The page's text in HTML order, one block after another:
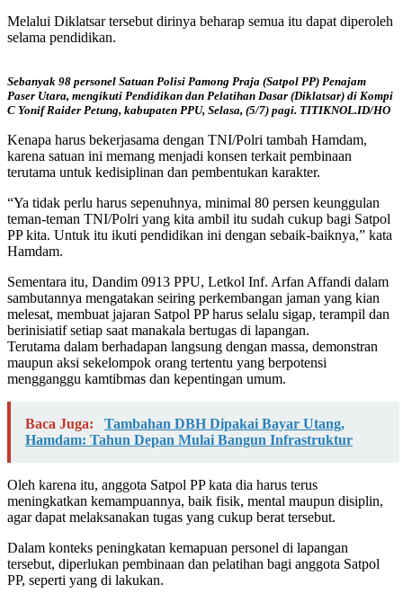
Melalui Diklatsar tersebut dirinya beharap semua itu dapat diperoleh
selama pendidikan.
Sebanyak 98 personel Satuan Polisi Pamong Praja (Satpol PP) Penajam
Paser Utara, mengikuti Pendidikan dan Pelatihan Dasar (Diklatsar) di Kompi
C Yonif Raider Petung, kabupaten PPU, Selasa, (5/7) pagi. TITIKNOL.ID/HO
Kenapa harus bekerjasama dengan TNI/Polri tambah Hamdam,
karena satuan ini memang menjadi konsen terkait pembinaan
terutama untuk kedisiplinan dan pembentukan karakter.
“Ya tidak perlu harus sepenuhnya, minimal 80 persen keunggulan
teman-teman TNI/Polri yang kita ambil itu sudah cukup bagi Satpol
PP kita. Untuk itu ikuti pendidikan ini dengan sebaik-baiknya,” kata
Hamdam.
Sementara itu, Dandim 0913 PPU, Letkol Inf. Arfan Affandi dalam
sambutannya mengatakan seiring perkembangan jaman yang kian
melesat, membuat jajaran Satpol PP harus selalu sigap, terampil dan
berinisiatif setiap saat manakala bertugas di lapangan.
Terutama dalam berhadapan langsung dengan massa, demonstran
maupun aksi sekelompok orang tertentu yang berpotensi
mengganggu kamtibmas dan kepentingan umum.
Baca Juga:
Tambahan DBH Dipakai Bayar Utang,
Hamdam: Tahun Depan Mulai Bangun Infrastruktur
Oleh karena itu, anggota Satpol PP kata dia harus terus
meningkatkan kemampuannya, baik fisik, mental maupun disiplin,
agar dapat melaksanakan tugas yang cukup berat tersebut.
Dalam konteks peningkatan kemapuan personel di lapangan
tersebut, diperlukan pembinaan dan pelatihan bagi anggota Satpol
PP, seperti yang di lakukan.